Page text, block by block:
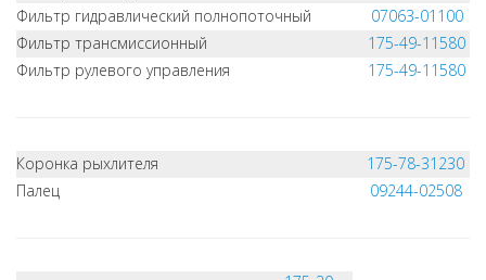
Фильтр гидравлический полнопоточный
07063-01100
Фильтр трансмиссионный
175-49-11580
Фильтр рулевого управления
175-49-11580
Коронка рыхлителя
175-78-31230
Палец
09244-02508